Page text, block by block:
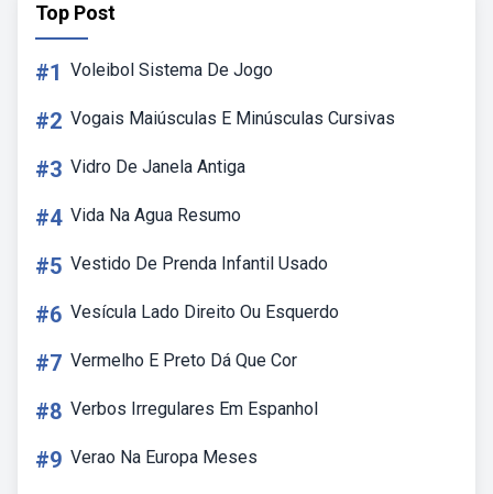
Top Post
#1 Voleibol Sistema De Jogo
#2 Vogais Maiúsculas E Minúsculas Cursivas
#3 Vidro De Janela Antiga
#4 Vida Na Agua Resumo
#5 Vestido De Prenda Infantil Usado
#6 Vesícula Lado Direito Ou Esquerdo
#7 Vermelho E Preto Dá Que Cor
#8 Verbos Irregulares Em Espanhol
#9 Verao Na Europa Meses